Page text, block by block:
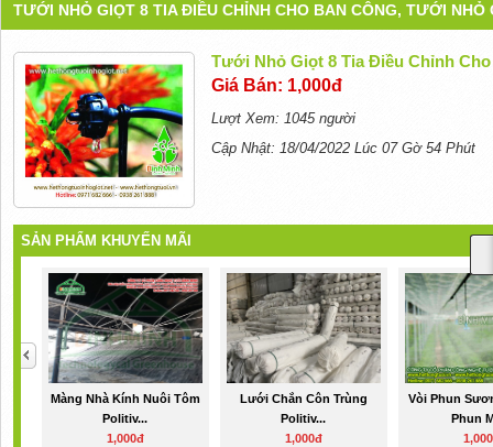
TƯỚI NHỎ GIỌT 8 TIA ĐIỀU CHỈNH CHO BAN CÔNG, TƯỚI NHỎ
Tưới Nhỏ Giọt 8 Tia Điều Chỉnh
Giá Bán: 1,000đ
Lượt Xem: 1045 người
Cập Nhật: 18/04/2022 Lúc 07 Gờ 54 Phút
SẢN PHẨM KHUYẾN MÃI
Màng Nhà Kính Nuôi Tôm
Politiv...
1,000đ
Lưới Chắn Côn Trùng
Politiv...
1,000đ
Vòi Phun
Phun